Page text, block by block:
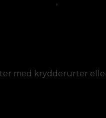
med krydderurter